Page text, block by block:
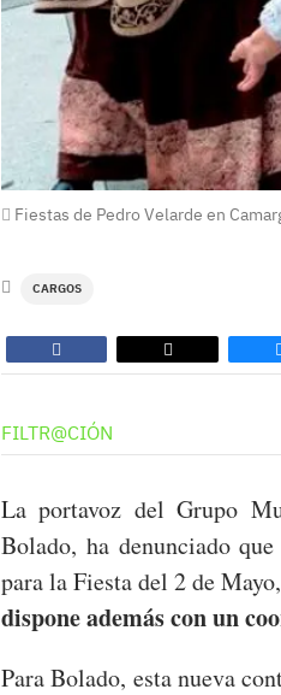
Fiestas de Pedro Velarde en
CARGOS
FILTR@CIÓN
La portavoz del Grupo
Bolado, ha denunciado
para la Fiesta del 2 de
dispone además con un
Para Bolado, esta nueva